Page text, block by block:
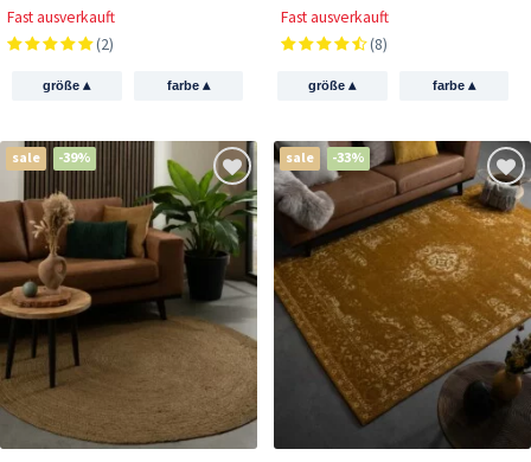
Fast ausverkauft
(2)
größe▴ farbe ▴
Fast ausverkauft
(8)
größe▴ farbe ▴
sale -39% sale -33%